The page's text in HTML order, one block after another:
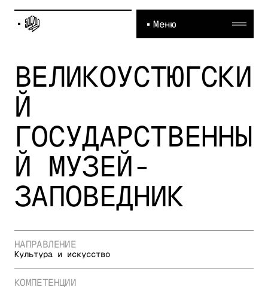
Меню
ВЕЛИКОУСТЮГСКИ
Й
ГОСУДАРСТВЕННЫ
Й МУЗЕЙ-
ЗАПОВЕДНИК
НАПРАВЛЕНИЕ
Культура и искусство
КОМПЕТЕНЦИИ